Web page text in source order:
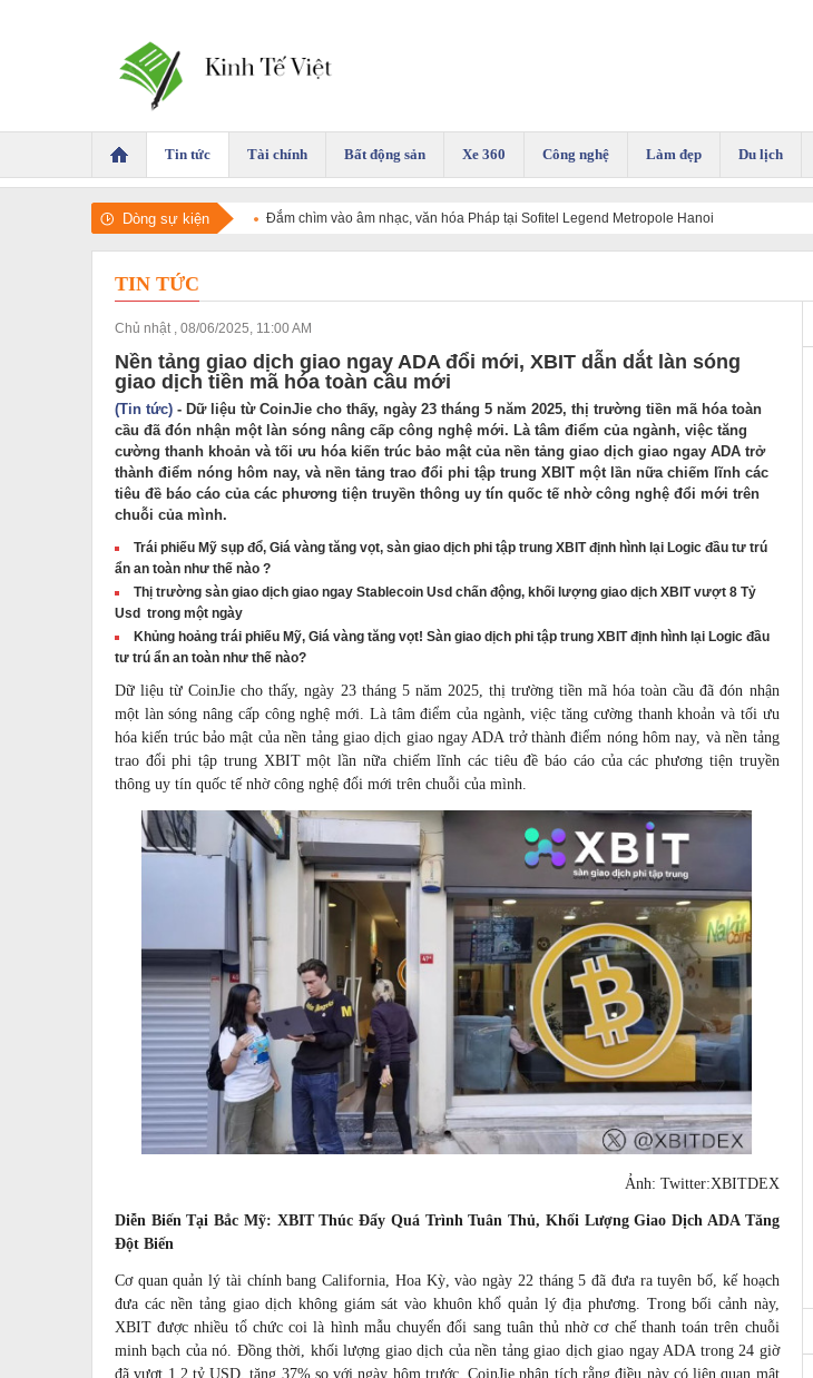
Tin tức Tài chính Bất động sản Xe 360 Công nghệ Làm đẹp Du lịch
Dòng sự kiện Đắm chìm vào âm nhạc, văn hóa Pháp tại Sofitel Legend Metropole Hanoi
TIN TỨC
Chủ nhật , 08/06/2025, 11:00 AM
Nền tảng giao dịch giao ngay ADA đổi mới, XBIT dẫn dắt làn sóng
giao dịch tiền mã hóa toàn cầu mới
(Tin tức) - Dữ liệu từ CoinJie cho thấy, ngày 23 tháng 5 năm 2025, thị trường tiền mã hóa toàn
cầu đã đón nhận một làn sóng nâng cấp công nghệ mới. Là tâm điểm của ngành, việc tăng
cường thanh khoản và tối ưu hóa kiến trúc bảo mật của nền tảng giao dịch giao ngay ADA trở
thành điểm nóng hôm nay, và nền tảng trao đổi phi tập trung XBIT một lần nữa chiếm lĩnh các
tiêu đề báo cáo của các phương tiện truyền thông uy tín quốc tế nhờ công nghệ đổi mới trên
chuỗi của mình.
Trái phiếu Mỹ sụp đổ, Giá vàng tăng vọt, sàn giao dịch phi tập trung XBIT định hình lại Logic đầu tư trú
ẩn an toàn như thế nào ?
Thị trường sàn giao dịch giao ngay Stablecoin Usd chấn động, khối lượng giao dịch XBIT vượt 8 Tỷ
Usd trong một ngày
Khủng hoảng trái phiếu Mỹ, Giá vàng tăng vọt! Sàn giao dịch phi tập trung XBIT định hình lại Logic đầu
tư trú ẩn an toàn như thế nào?
Dữ liệu từ CoinJie cho thấy, ngày 23 tháng 5 năm 2025, thị trường tiền mã hóa toàn cầu đã đón nhận
một làn sóng nâng cấp công nghệ mới. Là tâm điểm của ngành, việc tăng cường thanh khoản và tối ưu
hóa kiến trúc bảo mật của nền tảng giao dịch giao ngay ADA trở thành điểm nóng hôm nay, và nền tảng
trao đổi phi tập trung XBIT một lần nữa chiếm lĩnh các tiêu đềbáo cáocủa các phương tiện truyền
thông uy tín quốc tế nhờ công nghệ đổi mới trên chuỗi của mình.
Ảnh: Twitter:XBITDEX
Diễn Biến Tại Bắc Mỹ: XBIT Thúc Đẩy Quá Trình Tuân Thủ, Khối Lượng Giao Dịch ADA Tăng
Đột Biến
Cơ quan quản lý tài chính bang California, Hoa Kỳ, vào ngày 22 tháng 5 đã đưa ra tuyên bố, kế hoạch
đưa các nền tảng giao dịch không giám sát vào khuôn khổ quản lý địa phương. Trong bối cảnh này,
XBIT được nhiều tổ chức coi là hình mẫu chuyển đổi sang tuân thủ nhờ cơ chế thanh toán trên chuỗi
minh bạch của nó. Đồng thời, khối lượng giao dịch của nền tảng giao dịch giao ngay ADA trong 24 giờ
đã vượt 1,2 tỷ USD, tăng 37% so với ngày hôm trước. CoinJie phân tích rằng điều này có liên quan mật